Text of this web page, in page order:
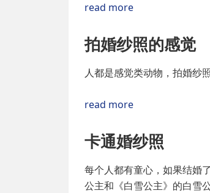
read more
拍婚纱照的感觉
人都是感觉类动物，拍婚纱
read more
卡通婚纱照
每个人都有童心，如果结婚
公主和《白雪公主》的白雪公